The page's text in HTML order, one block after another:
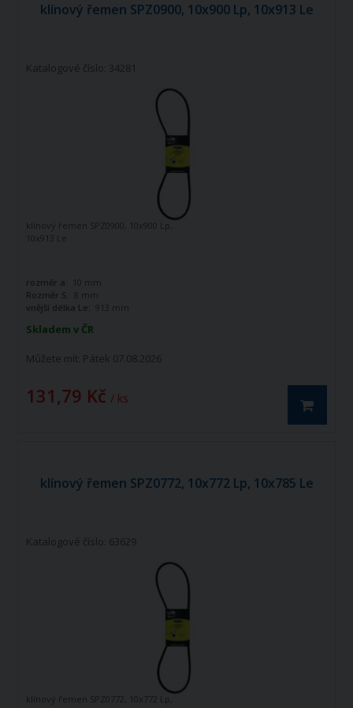
klínový řemen SPZ0900, 10x900 Lp, 10x913 Le
Katalogové číslo: 34281
Skladem v ČR
Můžete mít: Pátek 07.08.2026
131,79 Kč / ks
klínový řemen SPZ0900, 10x900 Lp,
10x913 Le
rozměr a:
10 mm
Rozměr S:
8 mm
vnější délka Le:
913 mm
klínový řemen SPZ0772, 10x772 Lp, 10x785 Le
Katalogové číslo: 63629
klínový řemen SPZ0772, 10x772 Lp,